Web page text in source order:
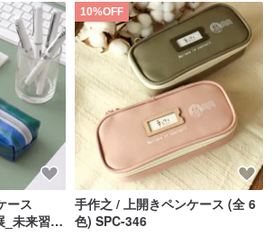
ース
_未来習武
10%OFF
手作之 / 上開きペンケース (全 6
色) SPC-346